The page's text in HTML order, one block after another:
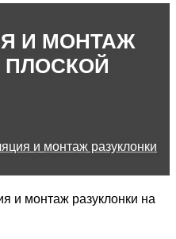
И МОНТАЖ
ПЛОСКОЙ
и монтаж разуклонки